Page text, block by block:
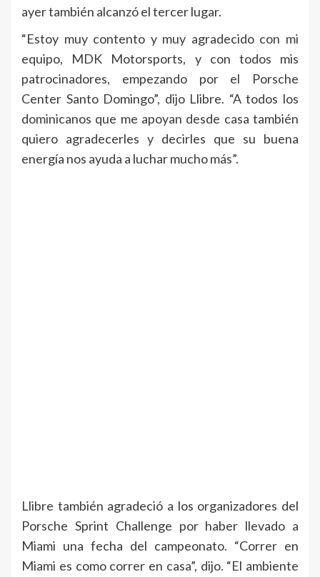
ayer también alcanzó el tercer lugar.
“Estoy muy contento y muy agradecido con mi
equipo, MDK Motorsports, y con todos mis
patrocinadores, empezando por el Porsche
Center Santo Domingo”, dijo Llibre. “A todos los
dominicanos que me apoyan desde casa también
quiero agradecerles y decirles que su buena
energía nos ayuda a luchar mucho más”.
Llibre también agradeció a los organizadores del
Porsche Sprint Challenge por haber llevado a
Miami una fecha del campeonato. “Correr en
Miami es como correr en casa”, dijo. “El ambiente